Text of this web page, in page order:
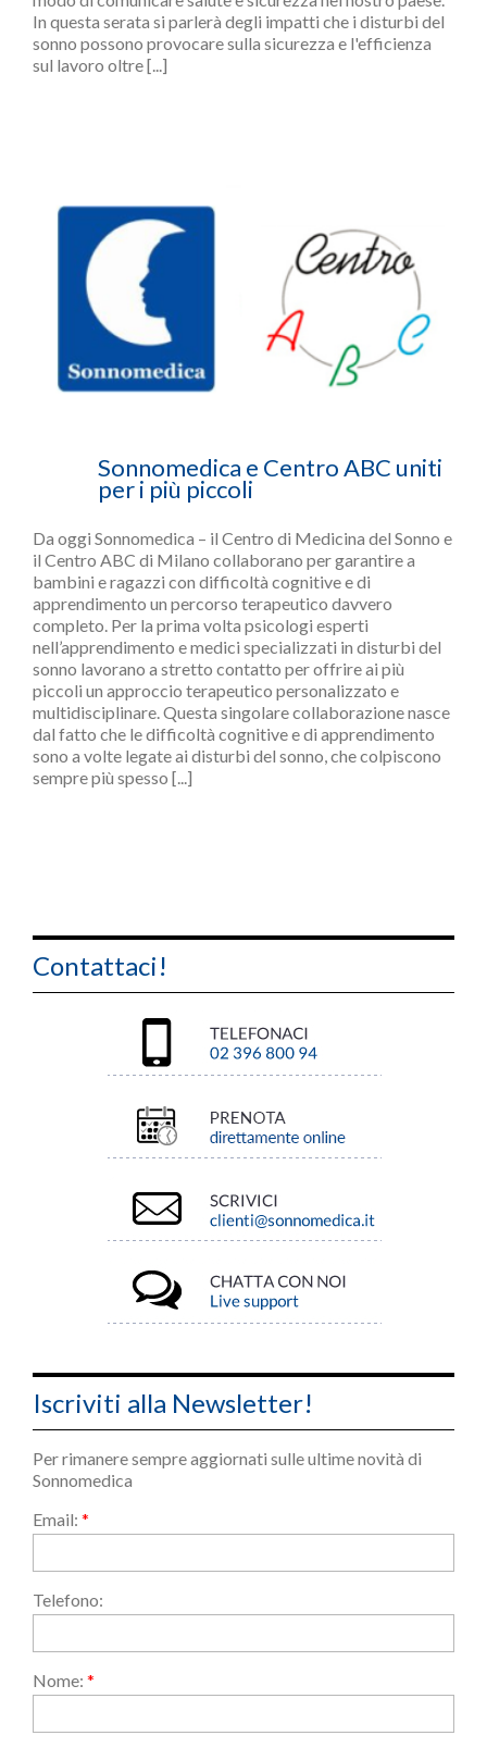
In questa serata si parlerà degli impatti che i disturbi del
sonno possono provocare sulla sicurezza e l'efficienza
sul lavoro oltre [...]
Sonnomedica e Centro ABC uniti
per i più piccoli
Da oggi Sonnomedica – il Centro di Medicina del Sonno e
il Centro ABC di Milano collaborano per garantire a
bambini e ragazzi con difficoltà cognitive e di
apprendimento un percorso terapeutico davvero
completo. Per la prima volta psicologi esperti
nell’apprendimento e medici specializzati in disturbi del
sonno lavorano a stretto contatto per offrire ai più
piccoli un approccio terapeutico personalizzato e
multidisciplinare. Questa singolare collaborazione nasce
dal fatto che le difficoltà cognitive e di apprendimento
sono a volte legate ai disturbi del sonno, che colpiscono
sempre più spesso [...]
Contattaci!
Iscriviti alla Newsletter!
Per rimanere sempre aggiornati sulle ultime novità di
Sonnomedica
Email: *
Telefono:
Nome: *